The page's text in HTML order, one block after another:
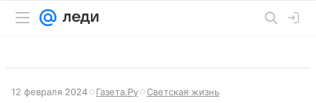
12 февраля 2024 Газета.Ру Светская жизнь